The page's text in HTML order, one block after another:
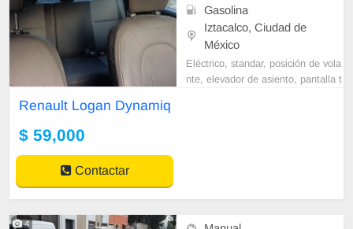
Gasolina
Iztacalco, Ciudad de
México
Eléctrico, standar, posición de vola
nte, elevador de asiento, pantalla t
Renault Logan Dynamiq
$ 59,000
Contactar
4